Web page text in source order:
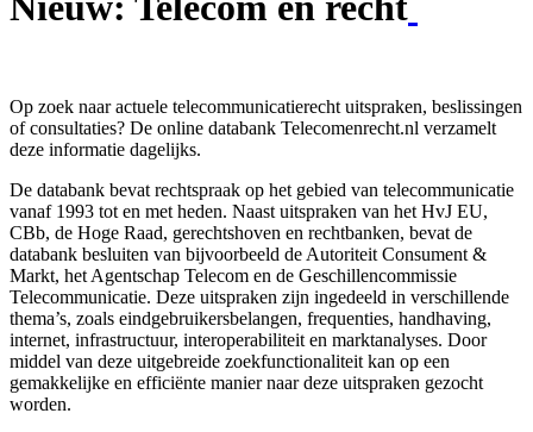
Op zoek naar actuele telecommunicatierecht uitspraken, beslissingen
of consultaties? De online databank Telecomenrecht.nl verzamelt
deze informatie dagelijks.
De databank bevat rechtspraak op het gebied van telecommunicatie
vanaf 1993 tot en met heden. Naast uitspraken van het HvJ EU,
CBb, de Hoge Raad, gerechtshoven en rechtbanken, bevat de
databank besluiten van bijvoorbeeld de Autoriteit Consument &
Markt, het Agentschap Telecom en de Geschillencommissie
Telecommunicatie. Deze uitspraken zijn ingedeeld in verschillende
thema’s, zoals eindgebruikersbelangen, frequenties, handhaving,
internet, infrastructuur, interoperabiliteit en marktanalyses. Door
middel van deze uitgebreide zoekfunctionaliteit kan op een
gemakkelijke en efficiënte manier naar deze uitspraken gezocht
worden.